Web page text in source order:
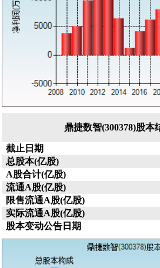
鼎捷数智(300378)股本
截止日期
总股本(亿股)
A股合计(亿股)
流通A股(亿股)
限售流通A股(亿股)
实际流通A股(亿股)
股本变动公告日期